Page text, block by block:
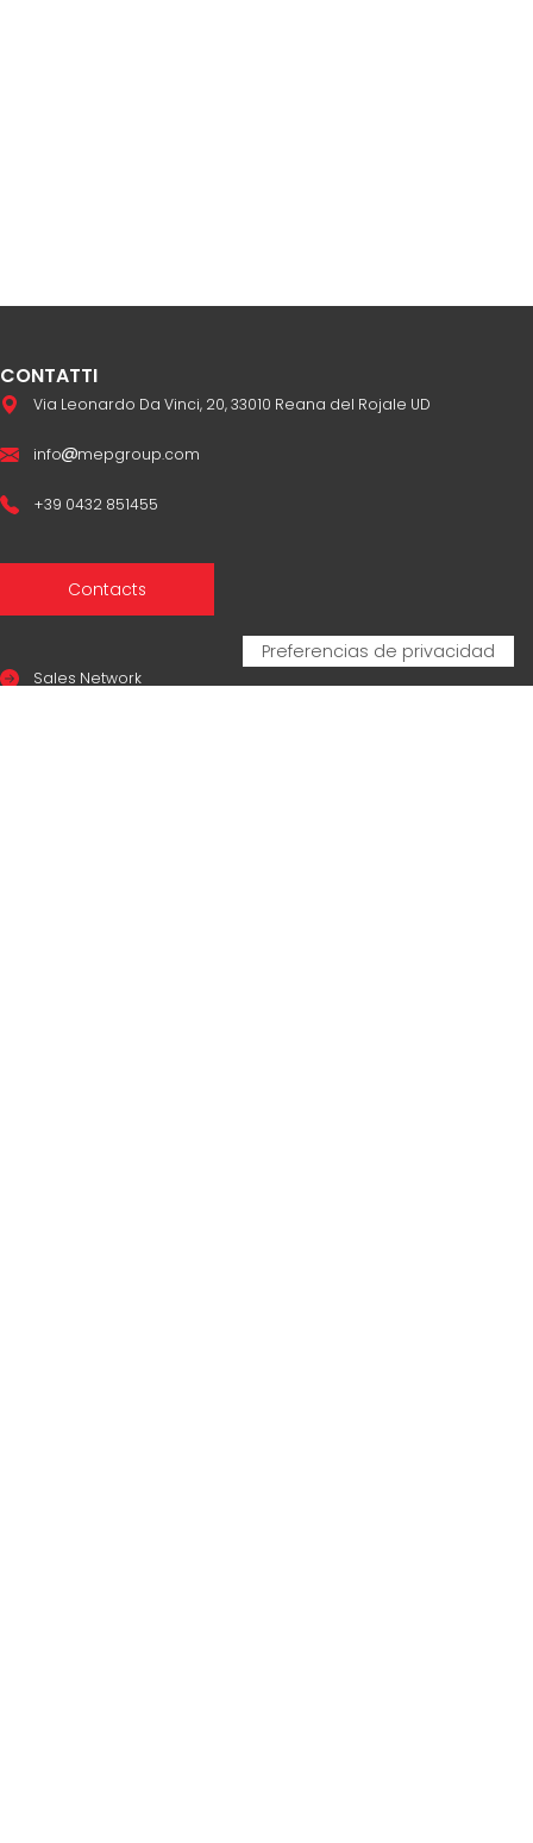
CONTATTI
Via Leonardo Da Vinci, 20, 33010 Reana del Rojale UD
info mepgroup.com
+39 0432 851455
Contacts
Sales Network